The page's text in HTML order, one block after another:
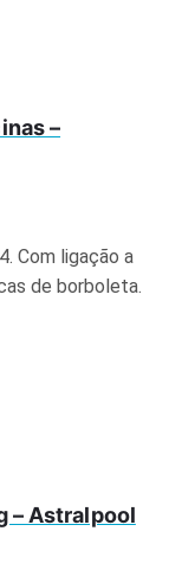
–
Com ligação a
de borboleta.
– Astralpool